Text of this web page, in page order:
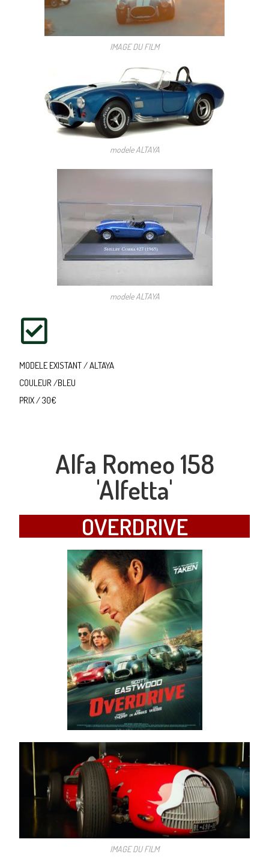
IMAGE DU FILM
modele ALTAYA
modele ALTAYA
MODELE EXISTANT / ALTAYA
COULEUR /BLEU
PRIX / 30€
Alfa Romeo 158
'Alfetta'
OVERDRIVE
IMAGE DU FILM